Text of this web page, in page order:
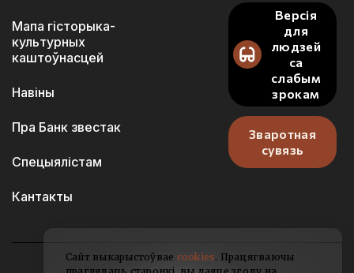
Мапа гісторыка-
культурных
каштоўнасцей
Навіны
Пра Банк звестак
Спецыялістам
Кантакты
Версія
для
людзей
са
слабым
зрокам
Зваротная
сувязь
Сайт выкарыстоўвае cookies. Працягваючы